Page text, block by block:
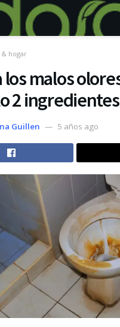
& hogar
los malos
2 ingredientes
Guillen 5 años ago